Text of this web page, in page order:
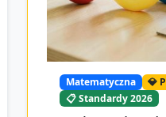
Matematyczna
💎
📋 Standardy 2026